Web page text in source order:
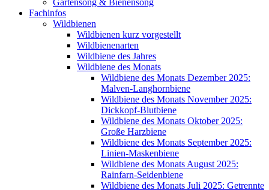
Gartensong & Bienensong
Fachinfos
Wildbienen
Wildbienen kurz vorgestellt
Wildbienenarten
Wildbiene des Jahres
Wildbiene des Monats
Wildbiene des Monats Dezember 2025:
Malven-Langhornbiene
Wildbiene des Monats November 2025:
Dickkopf-Blutbiene
Wildbiene des Monats Oktober 2025:
Große Harzbiene
Wildbiene des Monats September 2025:
Linien-Maskenbiene
Wildbiene des Monats August 2025:
Rainfarn-Seidenbiene
Wildbiene des Monats Juli 2025: Getrennte